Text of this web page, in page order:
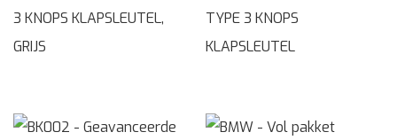
3 KNOPS KLAPSLEUTEL,
GRIJS
TYPE 3 KNOPS
KLAPSLEUTEL